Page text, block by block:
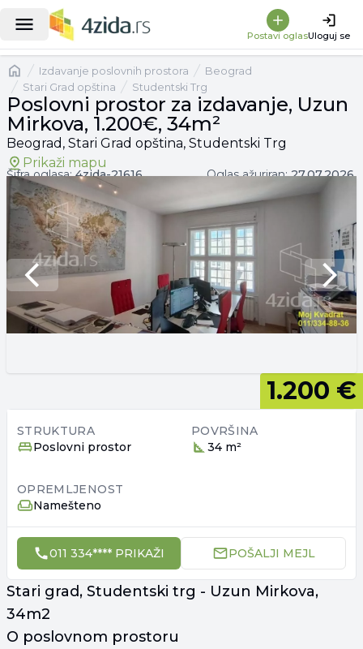
Postavi oglasUloguj se
| Poslovni prostor za izdavanje, Uzun Mirkova, 1.200€, 34m²
Naslovnaizdavanje poslovnih prostora
Beograd
Stari Grad opština
Studentski Trg
Poslovni prostor za izdavanje, Uzun
Mirkova, 1.200€, 34m²
Beograd, Stari Grad opština, Studentski Trg
Prikaži mapu
Šifra oglasa:4zida-21616 Oglas ažuriran: 27.07.2026.
Previous slide Next
1.200 €
STRUKTURA
Poslovni prostor
POVRŠINA
34 m²
OPREMLJENOST
Namešteno
011 334**** PRIKAŽI POŠALJI MEJL
Stari grad, Studentski trg - Uzun Mirkova,
34m2
O poslovnom prostoru